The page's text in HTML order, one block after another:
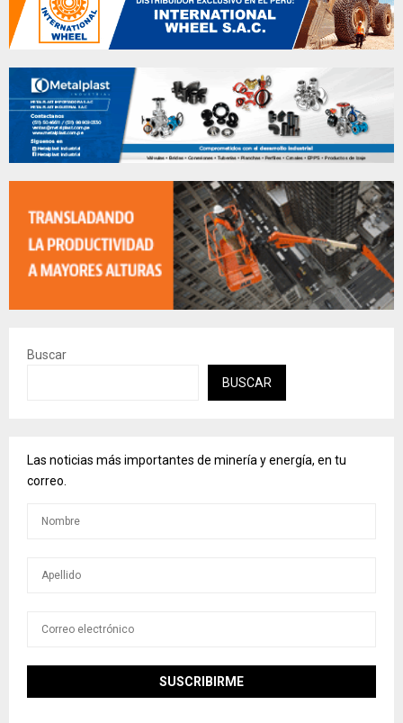
Buscar
BUSCAR
Las noticias más importantes de minería y energía, en tu
correo.